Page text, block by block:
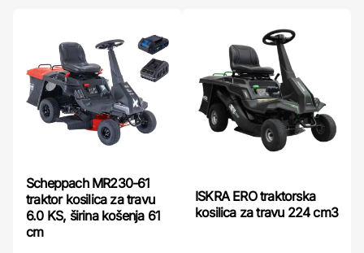
Scheppach MR230-61
traktor kosilica za travu
6.0 KS, širina košenja 61
cm
ISKRA ERO traktorska
kosilica za travu 224 cm3